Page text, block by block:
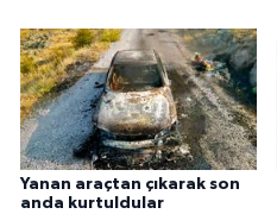
Yanan araçtan çıkarak son
anda kurtuldular